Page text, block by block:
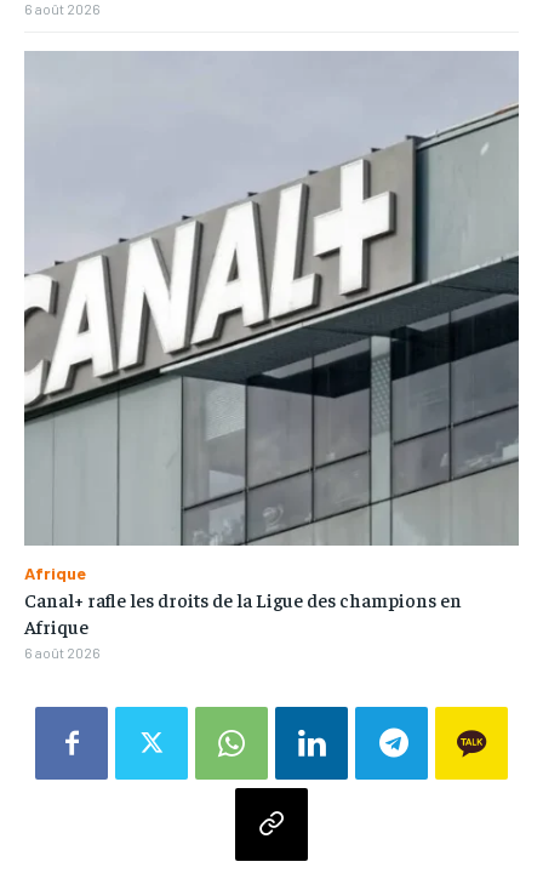
6 août 2026
Afrique
Canal+ rafle les droits de la Ligue des champions en
Afrique
6 août 2026